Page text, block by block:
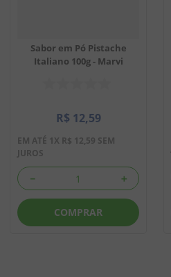
Sabor em Pó Pistache
Italiano 100g - Marvi
R$ 12,59
EM ATÉ 1X R$ 12,59 SEM
JUROS
＋
－
COMPRAR